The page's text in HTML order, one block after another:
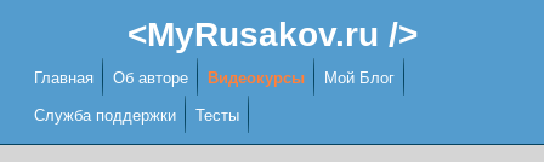
<MyRusakov.ru />
Главная Об авторе Видеокурсы Мой Блог
Служба поддержки Тесты